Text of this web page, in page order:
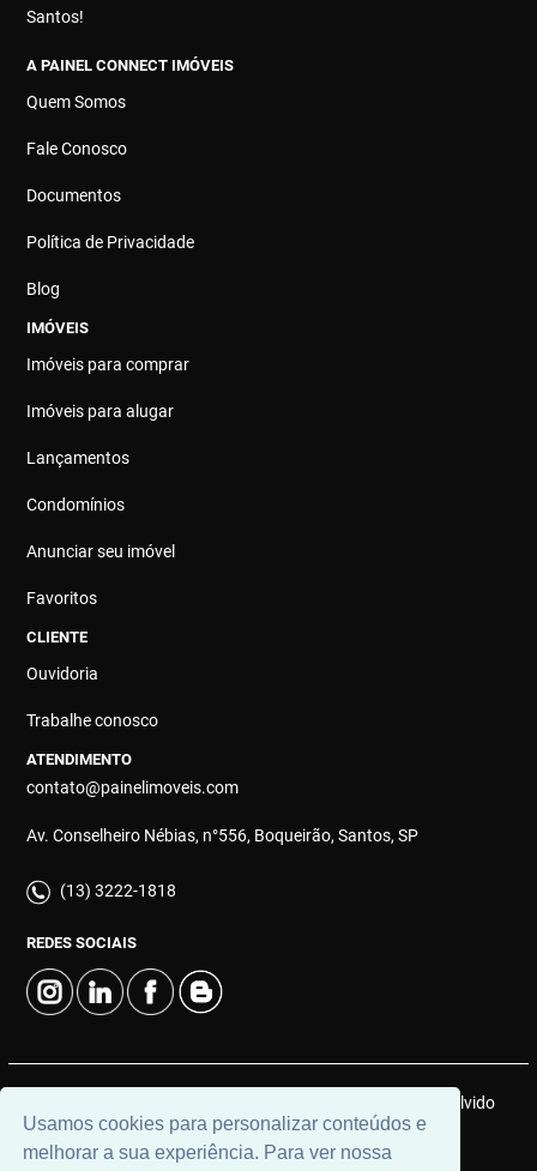
Usamos cookies para personalizar conteúdos e
melhorar a sua experiência. Para ver nossa
Santos!
A PAINEL CONNECT IMÓVEIS
Quem Somos
Fale Conosco
Documentos
Política de Privacidade
Blog
IMÓVEIS
Imóveis para comprar
Imóveis para alugar
Lançamentos
Condomínios
Anunciar seu imóvel
Favoritos
CLIENTE
Ouvidoria
Trabalhe conosco
ATENDIMENTO
contato@painelimoveis.com
Av. Conselheiro Nébias, n°556, Boqueirão, Santos, SP
(13) 3222-1818
REDES SOCIAIS
© 2026 | Painel Connect Imóveis | CRECI: 12910-J | Desenvolvido
porUniversal Software.